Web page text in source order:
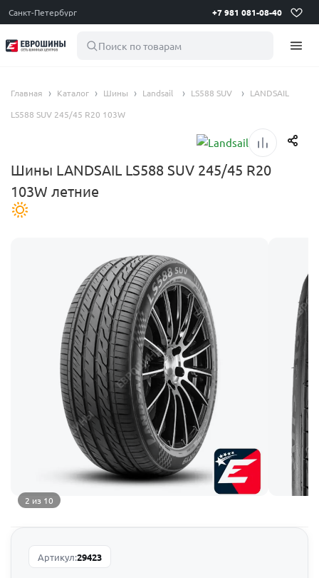
Санкт-Петербург +7 981 081-08-40
Поиск по товарам
Главная Каталог Шины Landsail LS588 SUV
LANDSAIL
LS588 SUV 245/45 R20 103W
Шины LANDSAIL LS588 SUV 245/45 R20
103W летние
2 из 10
Артикул:29423